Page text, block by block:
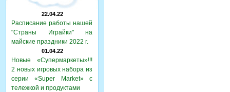
22.04.22
Расписание работы нашей
"Страны Играйки" на
майские праздники 2022 г.
01.04.22
Новые «Супермаркеты»!!!
2 новых игровых набора из
серии «Super Market» с
тележкой и продуктами